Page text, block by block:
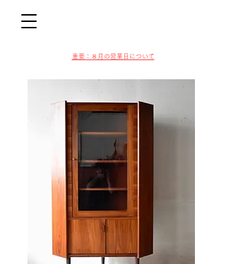
​​重要：８月の営業日について